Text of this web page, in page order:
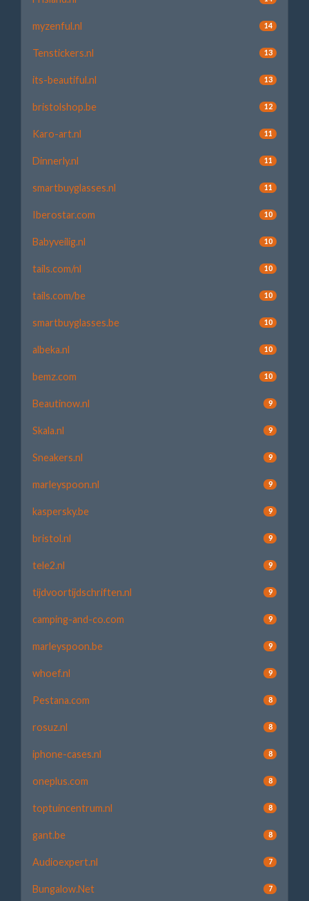
myzenful.nl 14
Tenstickers.nl 13
its-beautiful.nl 13
bristolshop.be 12
Karo-art.nl 11
Dinnerly.nl 11
smartbuyglasses.nl 11
Iberostar.com 10
Babyveilig.nl 10
tails.com/nl 10
tails.com/be 10
smartbuyglasses.be 10
albeka.nl 10
bemz.com 10
Beautinow.nl 9
Skala.nl 9
Sneakers.nl 9
marleyspoon.nl 9
kaspersky.be 9
bristol.nl 9
tele2.nl 9
tijdvoortijdschriften.nl 9
camping-and-co.com 9
marleyspoon.be 9
whoef.nl 9
Pestana.com 8
rosuz.nl 8
iphone-cases.nl 8
oneplus.com 8
toptuincentrum.nl 8
gant.be 8
Audioexpert.nl 7
Bungalow.Net 7